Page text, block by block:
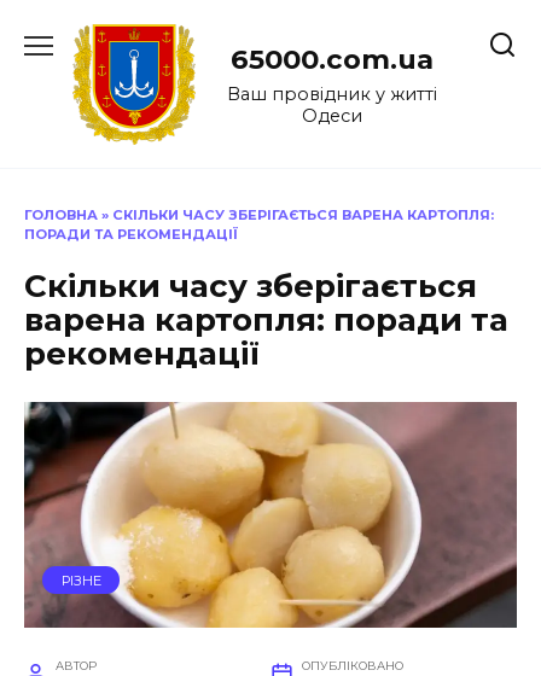
до
65000.com.ua
Ваш провідник у житті
Одеси
ГОЛОВНА » СКІЛЬКИ ЧАСУ ЗБЕРІГАЄТЬСЯ ВАРЕНА КАРТОПЛЯ:
ПОРАДИ ТА РЕКОМЕНДАЦІЇ
Скільки часу зберігається
варена картопля: поради та
рекомендації
РІЗНЕ
АВТОР ОПУБЛІКОВАНО